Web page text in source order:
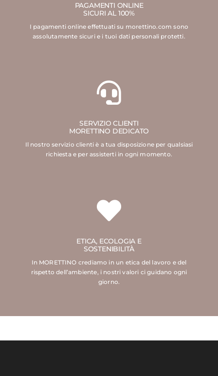
PAGAMENTI ONLINE
SICURI AL 100%
I pagamenti online effettuati su morettino.com sono
assolutamente sicuri e i tuoi dati personali protetti.
SERVIZIO CLIENTI
MORETTINO DEDICATO
Il nostro servizio clienti è a tua disposizione per qualsiasi
richiesta e per assisterti in ogni momento.
ETICA, ECOLOGIA E
SOSTENIBILITÀ
In MORETTINO crediamo in un etica del lavoro e del
rispetto dell’ambiente, i nostri valori ci guidano ogni
giorno.